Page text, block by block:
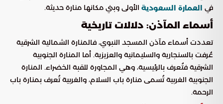
في العمارة السعودية الأولى وبني مكانها منارة حديثة.
أسماء المآذن: دلالات تاريخية
تعددت أسماء مآذن المسجد النبوي، فالمنارة الشمالية الشرقية
عُرفت بالسنجارية والسليمانية والعزيزية. أما المنارة الجنوبية
الشرقية فتُعرف بالرئيسية، وهي المجاورة للقبة الخضراء. المنارة
الجنوبية الغربية تُسمى منارة باب السلام، والغربية تُعرف بمنارة باب
الرحمة.